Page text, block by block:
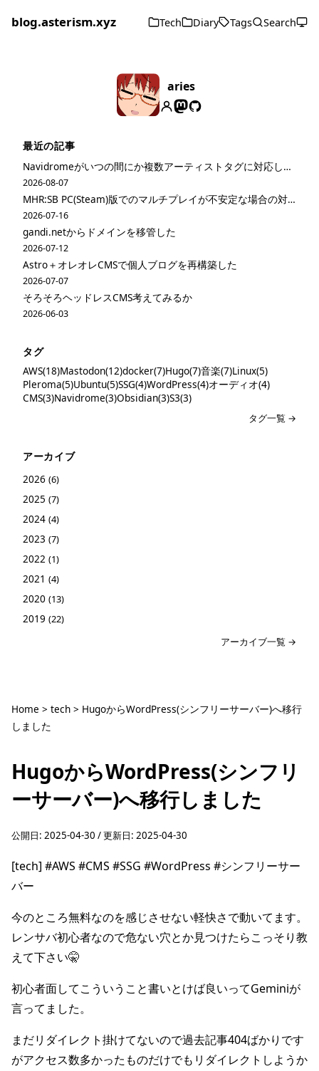
blog.asterism.xyz Tech Diary Tags Search
aries
最近の記事
Navidromeがいつの間にか複数アーティストタグに対応してた
2026-08-07
MHR:SB PC(Steam)版でのマルチプレイが不安定な場合の対策
2026-07-16
gandi.netからドメインを移管した
2026-07-12
Astro＋オレオレCMSで個人ブログを再構築した
2026-07-07
そろそろヘッドレスCMS考えてみるか
2026-06-03
タグ
AWS(18)Mastodon(12)docker(7)Hugo(7)音楽(7)Linux(5)
Pleroma(5)Ubuntu(5)SSG(4)WordPress(4)オーディオ(4)
CMS(3)Navidrome(3)Obsidian(3)S3(3)
タグ一覧 →
アーカイブ
2026 (6)
2025 (7)
2024 (4)
2023 (7)
2022 (1)
2021 (4)
2020 (13)
2019 (22)
アーカイブ一覧 →
Home > tech > HugoからWordPress(シンフリーサーバー)へ移行
しました
HugoからWordPress(シンフリ
ーサーバー)へ移行しました
公開日: 2025-04-30 / 更新日: 2025-04-30
[tech] #AWS #CMS #SSG #WordPress #シンフリーサー
バー
今のところ無料なのを感じさせない軽快さで動いてます。
レンサバ初心者なので危ない穴とか見つけたらこっそり教
えて下さい🤫
初心者面してこういうこと書いとけば良いってGeminiが
言ってました。
まだリダイレクト掛けてないので過去記事404ばかりです
がアクセス数多かったものだけでもリダイレクトしようか